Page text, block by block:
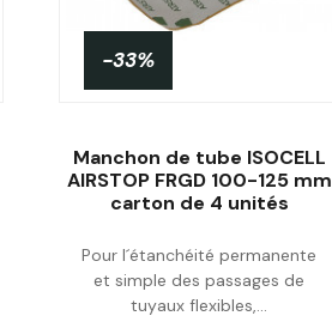
-33%
Manchon de tube ISOCELL
AIRSTOP FRGD 100-125 mm
carton de 4 unités
Pour l´étanchéité permanente
et simple des passages de
tuyaux flexibles,...